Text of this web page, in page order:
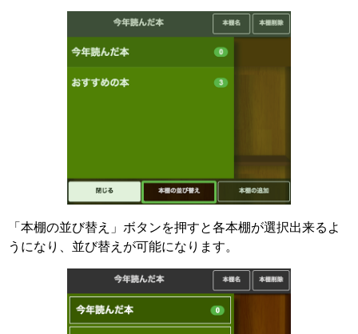
「本棚の並び替え」ボタンを押すと各本棚が選択出来るよ
うになり、並び替えが可能になります。